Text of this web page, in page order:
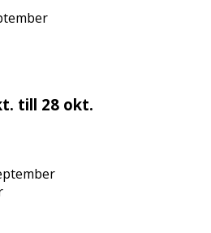
till 28 okt.